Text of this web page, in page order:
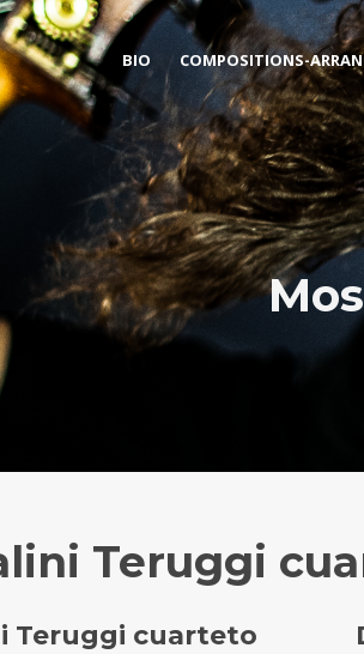
BIO COMPOSITIONS-
Teruggi
Teruggi cuarteto